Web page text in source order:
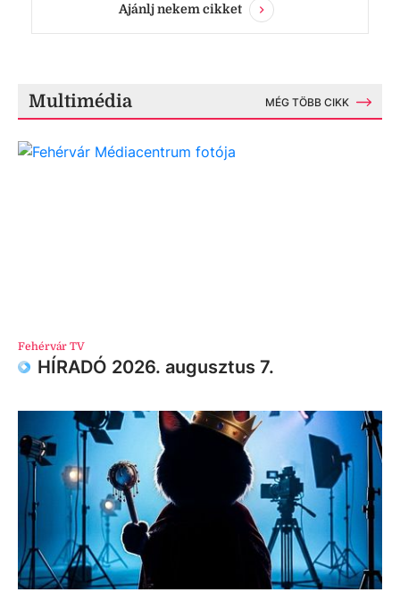
Ajánlj nekem cikket
Multimédia MÉG TÖBB CIKK
Fehérvár TV
HÍRADÓ 2026. augusztus 7.